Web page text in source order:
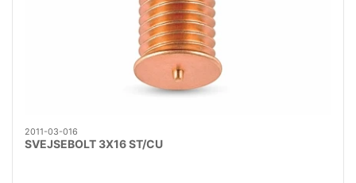
2011-03-016
SVEJSEBOLT 3X16 ST/CU